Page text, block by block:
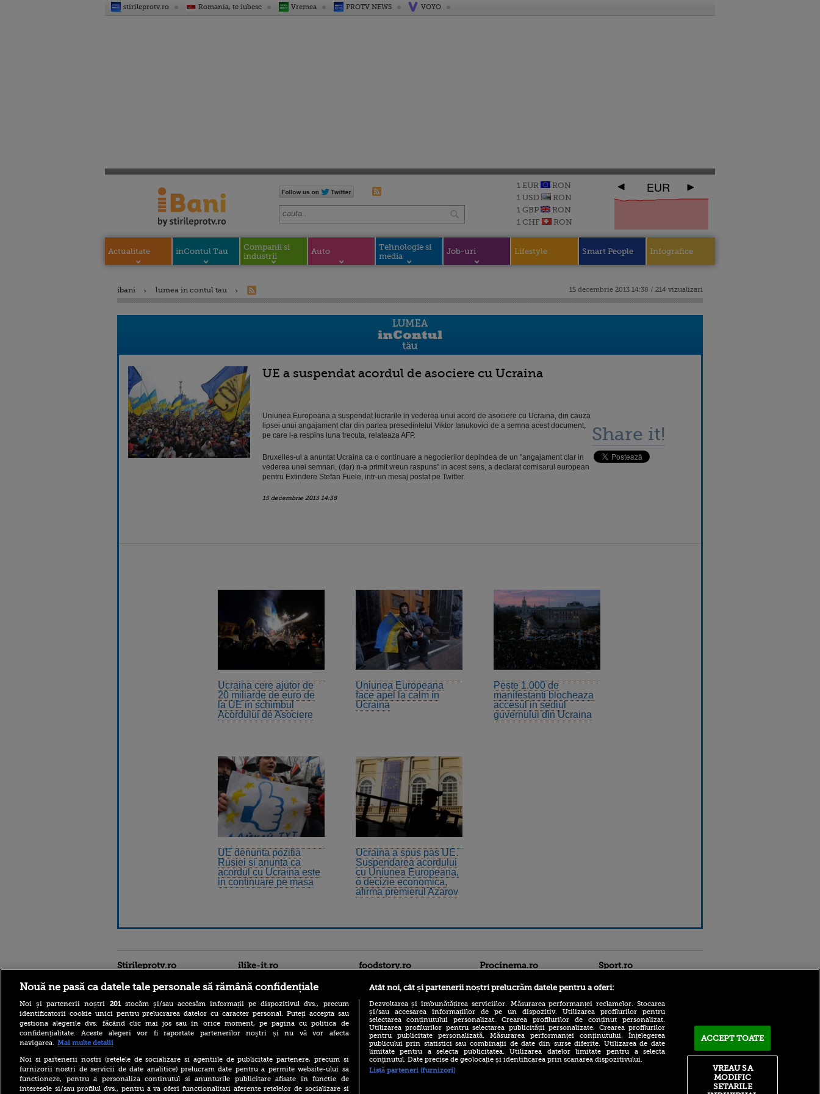
stirileprotv.ro Romania, te iubesc Vremea PROTV NEWS VOYO
1 EUR
RON
1 USD
RON
1 GBP
RON
1 CHF
RON
EUR
Actualitate inContul Tau
Companii si
industrii
Auto
Tehnologie si
media
Job-uri Lifestyle Smart People Infografice
ibani lumea in contul tau 15 decembrie 2013 14:38 / 214 vizualizari
UE a suspendat acordul de asociere cu Ucraina
Uniunea Europeana a suspendat lucrarile in vederea unui acord de asociere cu Ucraina, din cauza
lipsei unui angajament clar din partea presedintelui Viktor Ianukovici de a semna acest document,
pe care l-a respins luna trecuta, relateaza AFP.
Bruxelles-ul a anuntat Ucraina ca o continuare a negocierilor depindea de un "angajament clar in
vederea unei semnari, (dar) n-a primit vreun raspuns" in acest sens, a declarat comisarul european
pentru Extindere Stefan Fuele, intr-un mesaj postat pe Twitter.
15 decembrie 2013 14:38
Share it!
Ucraina cere ajutor de
20 miliarde de euro de
la UE in schimbul
Acordului de Asociere
Uniunea Europeana
face apel la calm in
Ucraina
Peste 1.000 de
manifestanti blocheaza
accesul in sediul
guvernului din Ucraina
UE denunta pozitia
Rusiei si anunta ca
acordul cu Ucraina este
in continuare pe masa
Ucraina a spus pas UE.
Suspendarea acordului
cu Uniunea Europeana,
o decizie economica,
afirma premierul Azarov
Stirileprotv.ro
Bacteria care „mănâncă”
țesuturile a provocat
moartea a cinci persoane în
acest an, anunță autoritățile
ilike-it.ro foodstory.ro
(P) Descoperă Lumea
Evenimentelor din România
cu Transilvania Events!
Procinema.ro
Emoții intense pentru
Sebastian Stan! Iubita lui,
Sport.ro
Cele trei motive pentru care
Rodri a refuzat-o pe Real
Nouă ne pasă ca datele tale personale să rămână confidențiale
Noi și partenerii noștri 201stocăm și/sau accesăm informații pe dispozitivul dvs., precum
identificatorii cookie unici pentru prelucrarea datelor cu caracter personal. Puteți accepta sau
gestiona alegerile dvs. făcând clic mai jos sau în orice moment, pe pagina cu politica de
confidențialitate. Aceste alegeri vor fi raportate partenerilor noștri și nu vă vor afecta
navigarea. Mai multe detalii
Noi si partenerii nostri (retelele de socializare si agentiile de publicitate partenere, precum si
furnizorii nostri de servicii de date analitice) prelucram date pentru a permite website-ului sa
functioneze, pentru a personaliza continutul si anunturile publicitare afisate in functie de
interesele si/sau profilul dvs., pentru a va oferi functionalitati aferente retelelor de socializare si
Atât noi, cât și partenerii noștri prelucrăm datele pentru a oferi:
Dezvoltarea și îmbunătățirea serviciilor. Măsurarea performanței reclamelor. Stocarea
și/sau accesarea informațiilor de pe un dispozitiv. Utilizarea profilurilor pentru
selectarea conținutului personalizat. Crearea profilurilor de conținut personalizat.
Utilizarea profilurilor pentru selectarea publicității personalizate. Crearea profilurilor
pentru publicitate personalizată. Măsurarea performanței conținutului. Înțelegerea
publicului prin statistici sau combinații de date din surse diferite. Utilizarea de date
limitate pentru a selecta publicitatea. Utilizarea datelor limitate pentru a selecta
conținutul. Date precise de geolocație și identificarea prin scanarea dispozitivului.
Listă parteneri (furnizori)
ACCEPT TOATE
VREAU SA
MODIFIC
SETARILE